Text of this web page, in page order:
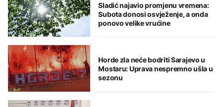
Sladić najavio promjenu vremena:
Subota donosi osvježenje, a onda
ponovo velike vrućine
Horde zla neće bodriti Sarajevo u
Mostaru: Uprava nespremno ušla u
sezonu